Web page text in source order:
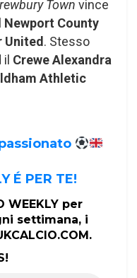
Town vince
Newport County
United. Stesso
Crewe Alexandra
Athletic
É PER TE!
WEEKLY per
settimana, i